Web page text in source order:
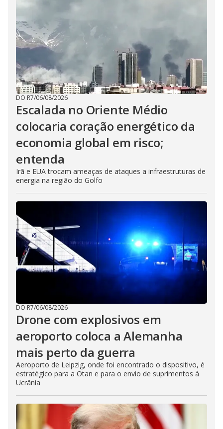
DO R7/06/08/2026
Escalada no Oriente Médio
colocaria coração energético da
economia global em risco;
entenda
Irã e EUA trocam ameaças de ataques a infraestruturas de
energia na região do Golfo
DO R7/06/08/2026
Drone com explosivos em
aeroporto coloca a Alemanha
mais perto da guerra
Aeroporto de Leipzig, onde foi encontrado o dispositivo, é
estratégico para a Otan e para o envio de suprimentos à
Ucrânia